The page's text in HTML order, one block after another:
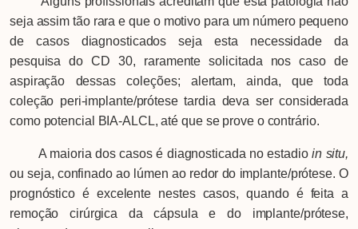
seja assim tão rara e que o motivo para um número pequeno
de casos diagnosticados seja esta necessidade da
pesquisa do CD 30, raramente solicitada nos caso de
aspiração dessas coleções; alertam, ainda, que toda
coleção peri-implante/prótese tardia deva ser considerada
como potencial BIA-ALCL, até que se prove o contrário.
A maioria dos casos é diagnosticada no estadioin situ,
ou seja, confinado ao lúmen ao redor do implante/prótese. O
prognóstico é excelente nestes casos, quando é feita a
remoção cirúrgica da cápsula e do implante/prótese,